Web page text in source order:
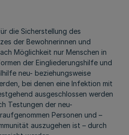
die Sicherstellung des
der Bewohnerinnen und
Möglichkeit nur Menschen in
der Eingliederungshilfe und
neu- beziehungsweise
bei denen eine Infektion mit
ausgeschlossen werden
Testungen der neu-
Personen und –
auszugehen ist – durch